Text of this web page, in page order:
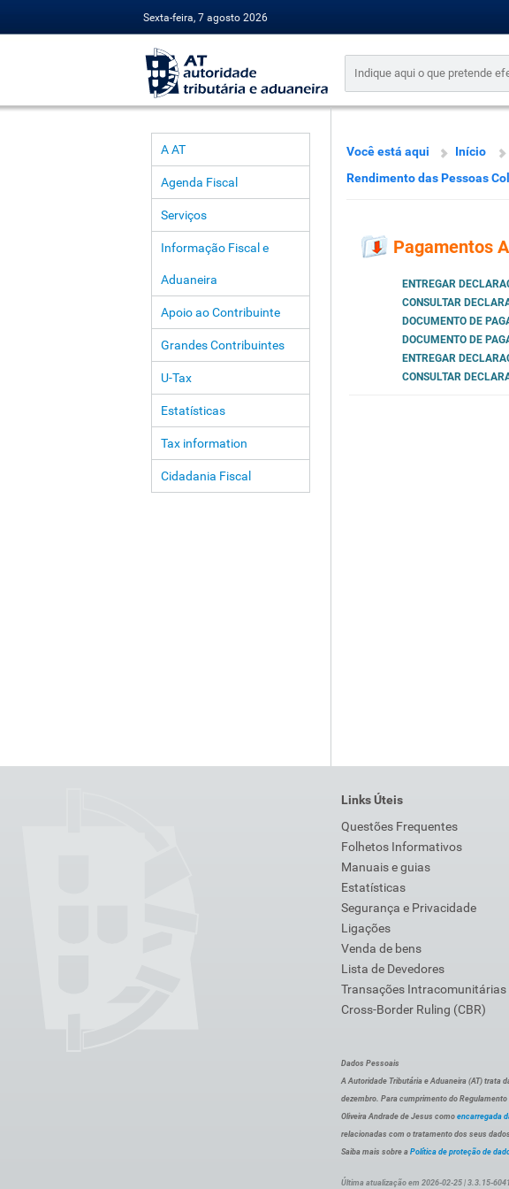
Sexta-feira, 7 agosto 2026
A AT
Agenda Fiscal
Serviços
Informação Fiscal e
Aduaneira
Apoio ao Contribuinte
Grandes Contribuintes
U-Tax
Estatísticas
Tax information
Cidadania Fiscal
Você está aqui Início
Rendimento das Pessoas
Pagamentos
ENTREGAR
CONSULTAR
DOCUMENTO DE
DOCUMENTO DE
ENTREGAR
CONSULTAR
Links Úteis
Questões Frequentes
Folhetos Informativos
Manuais e guias
Estatísticas
Segurança e Privacidade
Ligações
Venda de bens
Lista de Devedores
Transações Intracomunitárias
Cross-Border Ruling (CBR)
Dados Pessoais
A Autoridade Tributária e Aduaneira (AT) trata
dezembro. Para cumprimento do
Oliveira Andrade de Jesus como encarregada
relacionadas com o tratamento dos seus
Saiba mais sobre a Política de proteção de
Última atualização em 2026-02-25 | 3.3.15-